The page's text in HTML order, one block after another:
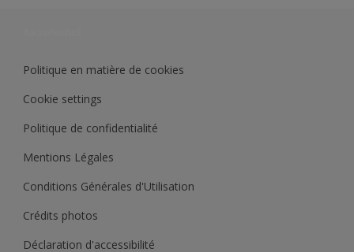
Politique en matière de cookies
Cookie settings
Politique de confidentialité
Mentions Légales
Conditions Générales d'Utilisation
Crédits photos
Déclaration d'accessibilité